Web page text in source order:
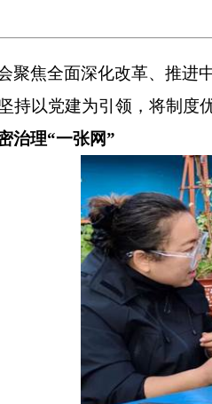
聚焦全面深化改革、推进
持以党建为引领，将制度
治理“一张网”